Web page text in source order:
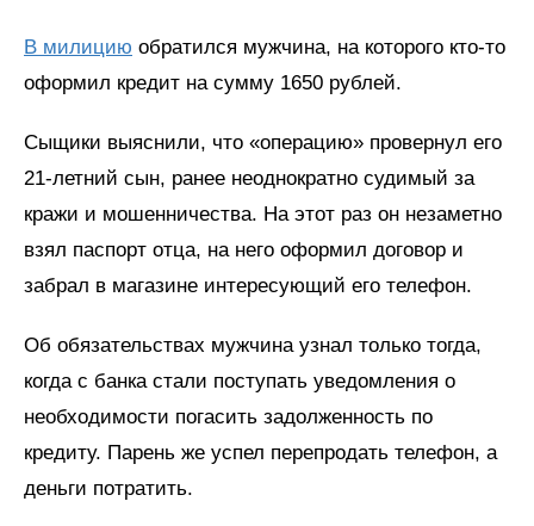
В милицию обратился мужчина, на которого кто-то
оформил кредит на сумму 1650 рублей.
Сыщики выяснили, что «операцию» провернул его
21-летний сын, ранее неоднократно судимый за
кражи и мошенничества. На этот раз он незаметно
взял паспорт отца, на него оформил договор и
забрал в магазине интересующий его телефон.
Об обязательствах мужчина узнал только тогда,
когда с банка стали поступать уведомления о
необходимости погасить задолженность по
кредиту. Парень же успел перепродать телефон, а
деньги потратить.